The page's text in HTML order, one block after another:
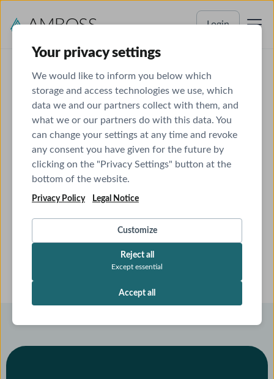
Your privacy settings
We would like to inform you below which
storage and access technologies we use, which
data we and our partners collect with them, and
what we or our partners do with this data. You
can change your settings at any time and revoke
any consent you have given for the future by
clicking on the "Privacy Settings" button at the
bottom of the website.
Privacy Policy Legal Notice
Customize
Reject all
Except essential
Accept all
Login
Strahlenschutz bei
AMBOSS
Maximal flexibel, minimal zeitaufwendig
Kurzfristige Termine, einfach umbuchbar
Strahlenschutzkurse